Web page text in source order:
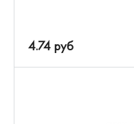
4.74 руб